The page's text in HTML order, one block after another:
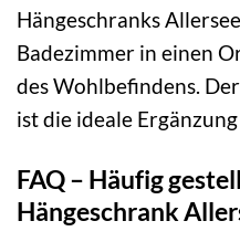
Hängeschranks
Badezimmer in einen
des Wohlbefindens. Der
ist die ideale
FAQ – Häufig
Hängeschrank